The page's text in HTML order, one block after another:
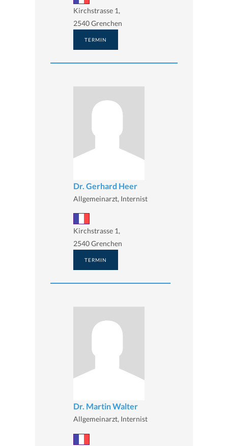
Kirchstrasse 1,
2540 Grenchen
TERMIN
Dr. Gerhard Heer
Allgemeinarzt, Internist
Kirchstrasse 1,
2540 Grenchen
TERMIN
Dr. Martin Walter
Allgemeinarzt, Internist